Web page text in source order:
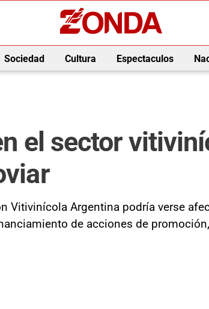
Sociedad Cultura Espectaculos
el sector
Vitivinícola Argentina podría verse
de acciones de